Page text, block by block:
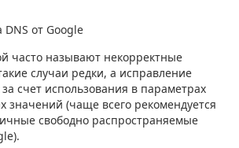
часто называют некорректные
случаи редки, а исправление
счет использования в параметрах
значений (чаще всего рекомендуется
свободно распространяемые